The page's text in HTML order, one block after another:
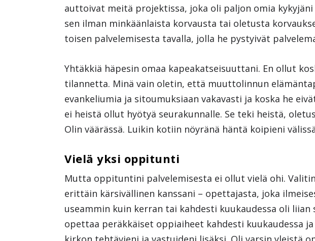
auttoivat meitä projektissa, joka oli paljon omia
sen ilman minkäänlaista korvausta tai oletusta
toisen palvelemisesta tavalla, jolla he pystyivät
Yhtäkkiä häpesin omaa kapeakatseisuuttani. En ollut
tilannetta. Minä vain oletin, että muuttolinnun
evankeliumia ja sitoumuksiaan vakavasti ja koska he
ei heistä ollut hyötyä seurakunnalle. Se teki heistä,
Olin väärässä. Luikin kotiin nöyränä häntä koipieni
Vielä yksi oppitunti
Mutta oppituntini palvelemisesta ei ollut vielä ohi.
erittäin kärsivällinen kanssani – opettajasta, joka
useammin kuin kerran tai kahdesti kuukaudessa oli liian
opettaa peräkkäiset oppiaiheet kahdesti kuukaudessa